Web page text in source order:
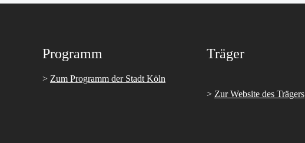
Programm
> Zum Programm der Stadt Köln
Träger
> Zur Website des Trägers